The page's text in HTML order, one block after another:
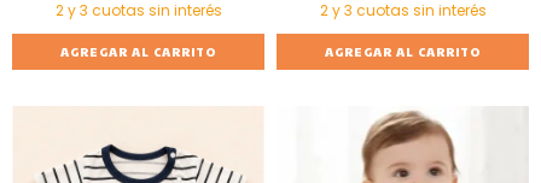
AGREGAR AL CARRITO AGREGAR AL CARRITO